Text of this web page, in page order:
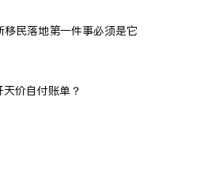
民落地第一件事必须是它
价自付账单？